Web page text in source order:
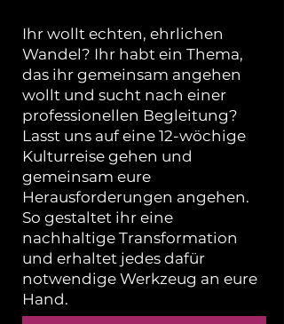
Ihr wollt echten, ehrlichen
Wandel? Ihr habt ein Thema,
das ihr gemeinsam angehen
wollt und sucht nach einer
professionellen Begleitung?
Lasst uns auf eine 12-wöchige
Kulturreise gehen und
gemeinsam eure
Herausforderungen angehen.
So gestaltet ihr eine
nachhaltige Transformation
und erhaltet jedes dafür
notwendige Werkzeug an eure
Hand.